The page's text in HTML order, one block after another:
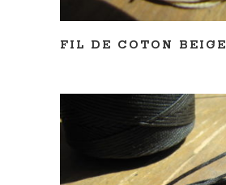
FIL DE COTON BEIGE